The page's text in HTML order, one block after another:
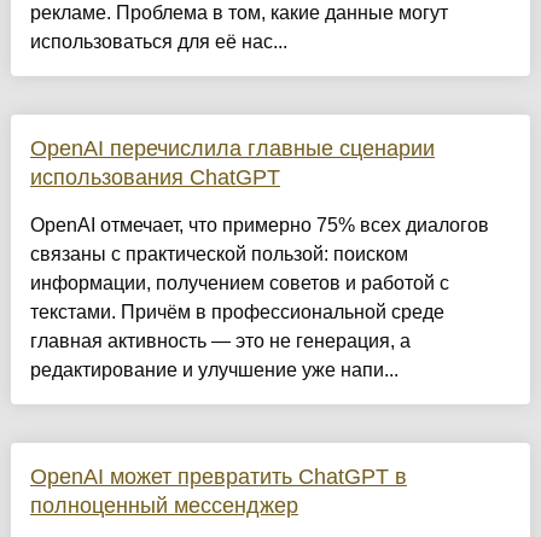
рекламе. Проблема в том, какие данные могут
использоваться для её нас...
OpenAI перечислила главные сценарии
использования ChatGPT
OpenAI отмечает, что примерно 75% всех диалогов
связаны с практической пользой: поиском
информации, получением советов и работой с
текстами. Причём в профессиональной среде
главная активность — это не генерация, а
редактирование и улучшение уже напи...
OpenAI может превратить ChatGPT в
полноценный мессенджер